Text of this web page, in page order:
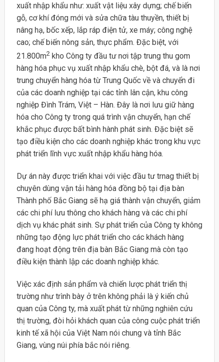
xuất nhập khẩu như: xuất vật liệu xây dựng; chế biến
gỗ, cơ khí đóng mới và sửa chữa tàu thuyền, thiết bị
nâng hạ, bốc xếp, lắp ráp điện tử, xe máy; công nghệ
cao; chế biến nông sản, thực phẩm. Đặc biệt, với
21.800m2kho Công ty đầu tư nơi tập trung thu gom
hàng hóa phục vụ xuất nhập khẩu chè, bột đá, và là nơi
trung chuyển hàng hóa từ Trung Quốc về và chuyển đi
của các doanh nghiệp tại các tỉnh lân cận, khu công
nghiệp Đình Trám, Việt – Hàn. Đây là nơi lưu giữ hàng
hóa cho Công ty trong quá trình vận chuyển, hạn chế
khắc phục được bất bình hành phát sinh. Đặc biệt sẽ
tạo điều kiện cho các doanh nghiệp khác trong khu vực
phát triển lĩnh vực xuất nhập khẩu hàng hóa.
Dự án này được triển khai với việc đầu tư trnag thiết bị
chuyên dùng vận tải hàng hóa đồng bộ tại địa bàn
Thành phố Bắc Giang sẽ hạ giá thành vận chuyển, giảm
các chi phí lưu thông cho khách hàng và các chi phí
dịch vụ khác phát sinh. Sự phát triển của Công ty không
những tạo động lực phát triển cho các khách hàng
đang hoạt động trên địa bàn Bắc Giang mà còn tạo
điều kiện thành lập các doanh nghiệp khác.
Việc xác định sản phẩm và chiến lược phát triển thị
trường như trình bày ở trên không phải là ý kiến chủ
quan của Công ty, mà xuất phát từ những nghiên cứu
thị trường, đòi hỏi khách quan của công cuộc phát triển
kinh tế xã hội của Việt Nam nói chung và tỉnh Bắc
Giang, vùng núi phía bắc nói riêng.